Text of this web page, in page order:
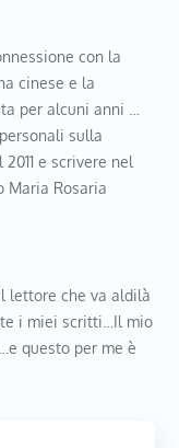
con la
cinese e la
per alcuni anni …
sulla
e scrivere nel
Maria Rosaria
lettore che va aldilà
i miei scritti…Il mio
questo per me è